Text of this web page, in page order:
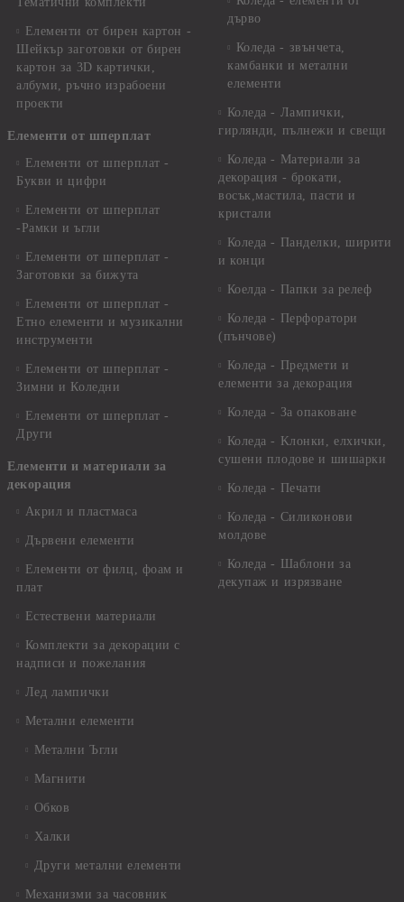
Елементи от бирен картон -
Шейкър заготовки от бирен
картон за 3D картички,
албуми, ръчно израбоени
проекти
Елементи от шперплат
Елементи от шперплат -
Букви и цифри
Елементи от шперплат
-Рамки и ъгли
Елементи от шперплат -
Заготовки за бижута
Елементи от шперплат -
Етно елементи и музикални
инструменти
Елементи от шперплат -
Зимни и Коледни
Елементи от шперплат -
Други
Елементи и материали за
декорация
Акрил и пластмаса
Дървени елементи
Елементи от филц, фоам и
плат
Естествени материали
Комплекти за декорации с
надписи и пожелания
Лед лампички
Метални елементи
Метални Ъгли
Магнити
Обков
Халки
Други метални елементи
Механизми за часовник
дърво
Коледа - звънчета,
камбанки и метални
елементи
Коледа - Лампички,
гирлянди, пълнежи и свещи
Коледа - Материали за
декорация - брокати,
восък,мастила, пасти и
кристали
Коледа - Панделки, ширити
и конци
Коелда - Папки за релеф
Коледа - Перфоратори
(пънчове)
Коледа - Предмети и
елементи за декорация
Коледа - За опаковане
Коледа - Kлонки, елхички,
сушени плодове и шишарки
Коледа - Печати
Коледа - Силиконови
молдове
Коледа - Шаблони за
декупаж и изрязване